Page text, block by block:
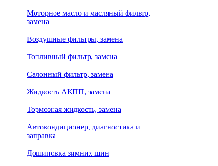
Моторное масло и масляный фильтр,
замена
Воздушные фильтры, замена
Топливный фильтр, замена
Салонный фильтр, замена
Жидкость АКПП, замена
Тормозная жидкость, замена
Автокондиционер, диагностика и
заправка
Дошиповка зимних шин